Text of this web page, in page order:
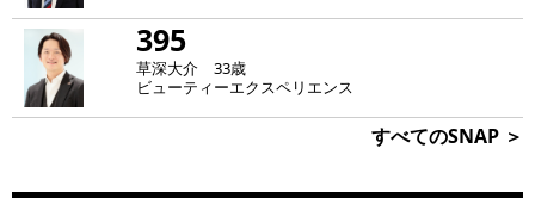
395
草深大介 33歳
ビューティーエクスペリエンス
すべてのSNAP ＞